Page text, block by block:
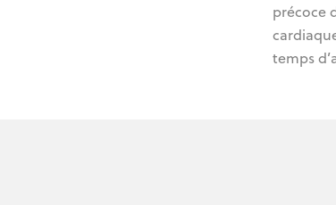
précoce
temps